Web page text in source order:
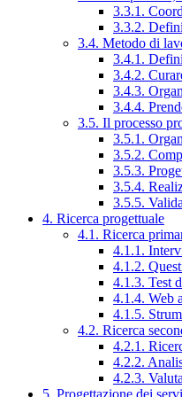
3.3.1.
3.3.2.
3.4. Metodo di
3.4.1.
3.4.2.
3.4.3.
3.4.4.
3.5. Il processo
3.5.1.
3.5.2.
3.5.3.
3.5.4.
3.5.5.
4. Ricerca progettuale
4.1. Ricerca
4.1.1.
4.1.2.
4.1.3. Test
4.1.4. Web
4.1.5.
4.2. Ricerca
4.2.1.
4.2.2.
4.2.3.
5. Progettazione dei